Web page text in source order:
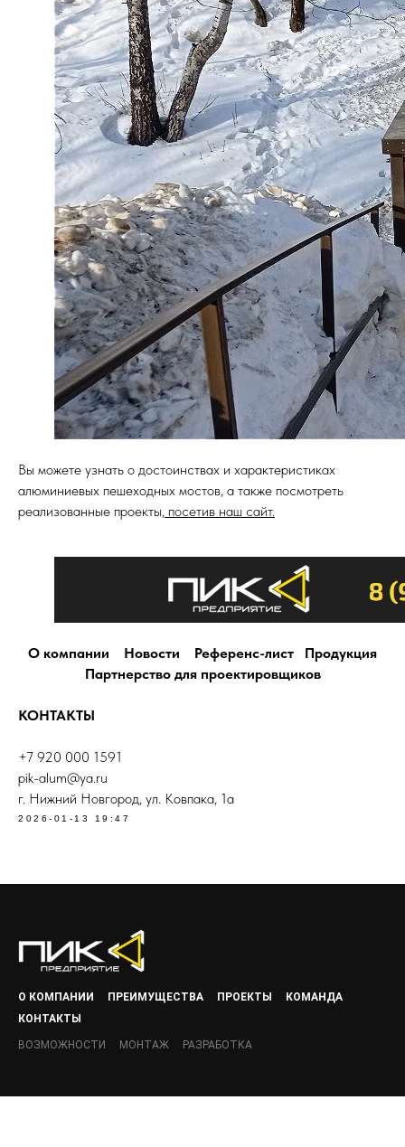
Вы можете узнать о достоинствах и характеристиках
алюминиевых пешеходных мостов, а также посмотреть
реализованные проекты, посетив наш сайт.
О компании Новости Референс-лист
Продукция
Партнерство для проектировщиков
КОНТАКТЫ
+7 920 000 1591
pik-alum@ya.ru
г. Нижний Новгород, ул. Ковпака, 1а
2026-01-13 19:47
О КОМПАНИИ ПРЕИМУЩЕСТВА ПРОЕКТЫ
КОМАНДА
КОНТАКТЫ
ВОЗМОЖНОСТИ МОНТАЖ РАЗРАБОТКА